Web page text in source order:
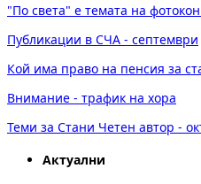
"По света" е темата на
Публикации в СЧА - септември
Кой има право на пенсия за
Внимание - трафик на хора
Теми за Стани Четен автор -
Актуални